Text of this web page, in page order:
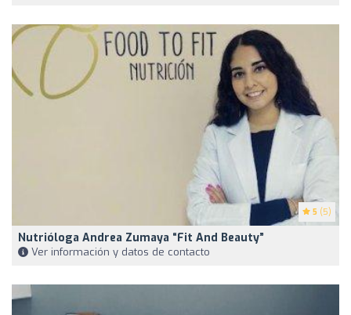
5 (5)
Nutrióloga Andrea Zumaya “Fit And Beauty”
Ver información y datos de contacto